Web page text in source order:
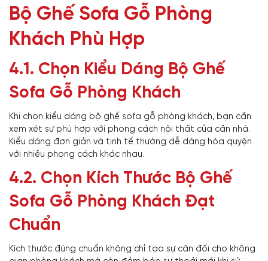
Bộ Ghế Sofa Gỗ Phòng
Khách Phù Hợp
4.1. Chọn Kiểu Dáng Bộ Ghế
Sofa Gỗ Phòng Khách
Khi chọn kiểu dáng bộ ghế sofa gỗ phòng khách, bạn cần
xem xét sự phù hợp với phong cách nội thất của căn nhà.
Kiểu dáng đơn giản và tinh tế thường dễ dàng hòa quyện
với nhiều phong cách khác nhau.
4.2. Chọn Kích Thước Bộ Ghế
Sofa Gỗ Phòng Khách Đạt
Chuẩn
Kích thước đúng chuẩn không chỉ tạo sự cân đối cho không